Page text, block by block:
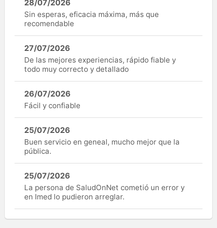
28/07/2026
Sin esperas, eficacia máxima, más que
recomendable
27/07/2026
De las mejores experiencias, rápido fiable y
todo muy correcto y detallado
26/07/2026
Fácil y confiable
25/07/2026
Buen servicio en geneal, mucho mejor que la
pública.
25/07/2026
La persona de SaludOnNet cometió un error y
en Imed lo pudieron arreglar.